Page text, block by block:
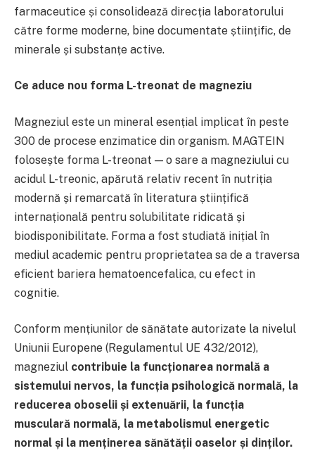
farmaceutice și consolidează direcția laboratorului
către forme moderne, bine documentate științific, de
minerale și substanțe active.
Ce aduce nou forma L-treonat de magneziu
Magneziul este un mineral esențial implicat în peste
300 de procese enzimatice din organism. MAGTEIN
folosește forma L-treonat — o sare a magneziului cu
acidul L-treonic, apărută relativ recent în nutriția
modernă și remarcată în literatura științifică
internațională pentru solubilitate ridicată și
biodisponibilitate. Forma a fost studiată inițial în
mediul academic pentru proprietatea sa de a traversa
eficient bariera hematoencefalica, cu efect in
cognitie.
Conform mențiunilor de sănătate autorizate la nivelul
Uniunii Europene (Regulamentul UE 432/2012),
magneziul contribuie la funcționarea normală a
sistemului nervos, la funcția psihologică normală, la
reducerea oboselii și extenuării, la funcția
musculară normală, la metabolismul energetic
normal și la menținerea sănătății oaselor și dinților.